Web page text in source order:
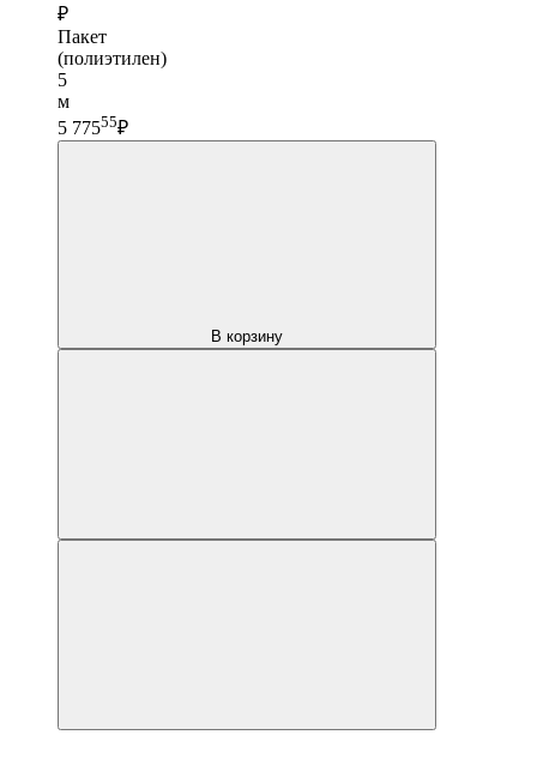
₽
Пакет
(полиэтилен)
5
м
5 77555₽
В корзину